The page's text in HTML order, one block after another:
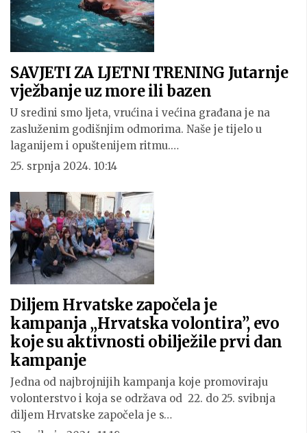
SAVJETI ZA LJETNI TRENING Jutarnje
vježbanje uz more ili bazen
U sredini smo ljeta, vrućina i većina građana je na
zasluženim godišnjim odmorima. Naše je tijelo u
laganijem i opuštenijem ritmu.…
25. srpnja 2024. 10:14
Diljem Hrvatske započela je
kampanja „Hrvatska volontira”, evo
koje su aktivnosti obilježile prvi dan
kampanje
Jedna od najbrojnijih kampanja koje promoviraju
volonterstvo i koja se održava od 22. do 25. svibnja
diljem Hrvatske započela je s…